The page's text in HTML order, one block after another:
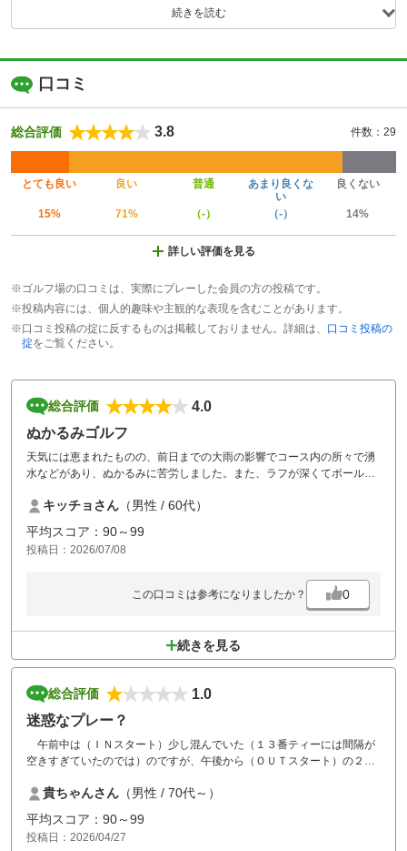
続きを読む
口コミ
総合評価 3.8 件数：29
とても良い 良い 普通
あまり良くな
い
良くない
15% 71% （-） （-） 14%
詳しい評価を見る
※ゴルフ場の口コミは、実際にプレーした会員の方の投稿です。
※投稿内容には、個人的趣味や主観的な表現を含むことがあります。
※口コミ投稿の掟に反するものは掲載しておりません。詳細は、 口コミ投稿の
掟をご覧ください。
総合評価
4.0
ぬかるみゴルフ
天気には恵まれたものの、前日までの大雨の影響でコース内の所々で湧
水などがあり、ぬかるみに苦労しました。また、ラフが深くてボールを
良好で、満足です。
キッチョさん （男性 / 60代）
平均スコア：90～99
投稿日：2026/07/08
この口コミは参考になりましたか？ 0
続きを見る
総合評価
1.0
迷惑なプレー？
午前中は（ＩＮスタート）少し混んでいた（１３番ティーには間隔が
空きすぎていたのでは）のですが、午後から（ＯＵＴスタート）の２番
ちで何があったのかも分からず、ただただ待っていました当然プレー終
了は１７時を過ぎていました、他に用事があったのですがキャンセルし
ました。
スタッフの方も忙しいとは思いますが、出来ればコース内の見回りをし
貴ちゃんさん （男性 / 70代～）
平均スコア：90～99
投稿日：2026/04/27